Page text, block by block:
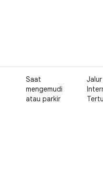
Saat
mengemudi
atau parkir